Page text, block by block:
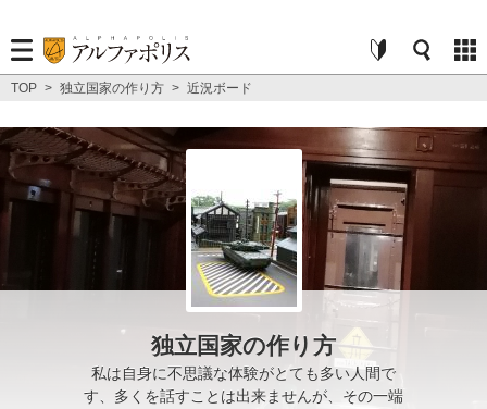
TOP > 独立国家の作り方 > 近況ボード
独立国家の作り方
私は自身に不思議な体験がとても多い人間で
す、多くを話すことは出来ませんが、その一端